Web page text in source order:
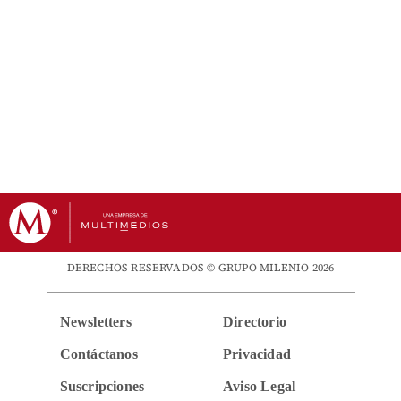
DERECHOS RESERVADOS © GRUPO MILENIO 2026
Newsletters
Contáctanos
Suscripciones
Directorio
Privacidad
Aviso Legal